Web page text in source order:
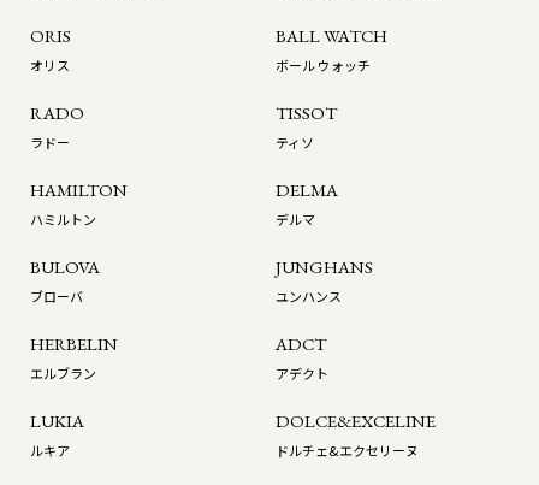
ORIS
オリス
BALL WATCH
ボール ウォッチ
RADO
ラドー
TISSOT
ティソ
HAMILTON
ハミルトン
DELMA
デルマ
BULOVA
ブローバ
JUNGHANS
ユンハンス
HERBELIN
エルブラン
ADCT
アデクト
LUKIA
ルキア
DOLCE&EXCELINE
ドルチェ&エクセリーヌ